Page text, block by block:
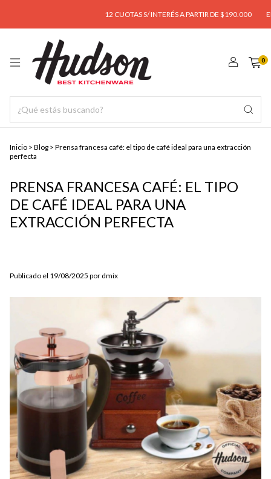
12 CUOTAS S/ INTERÉS A PARTIR DE $190.000
0
Inicio > Blog > Prensa francesa café: el tipo de café ideal para una extracción
perfecta
PRENSA FRANCESA CAFÉ: EL TIPO
DE CAFÉ IDEAL PARA UNA
EXTRACCIÓN PERFECTA
Publicado el 19/08/2025 por dmix